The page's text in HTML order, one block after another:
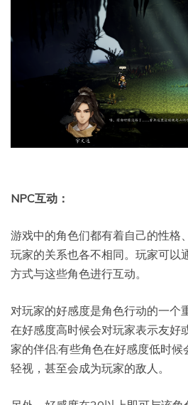
NPC互动：
游戏中的角色们都有着自己的性格
玩家的关系也各不相同。玩家可以
方式与这些角色进行互动。
对玩家的好感度是角色行动的一个
在好感度高时候会对玩家表示友好
家的伴侣;有些角色在好感度低时
轻视，甚至会成为玩家的敌人。